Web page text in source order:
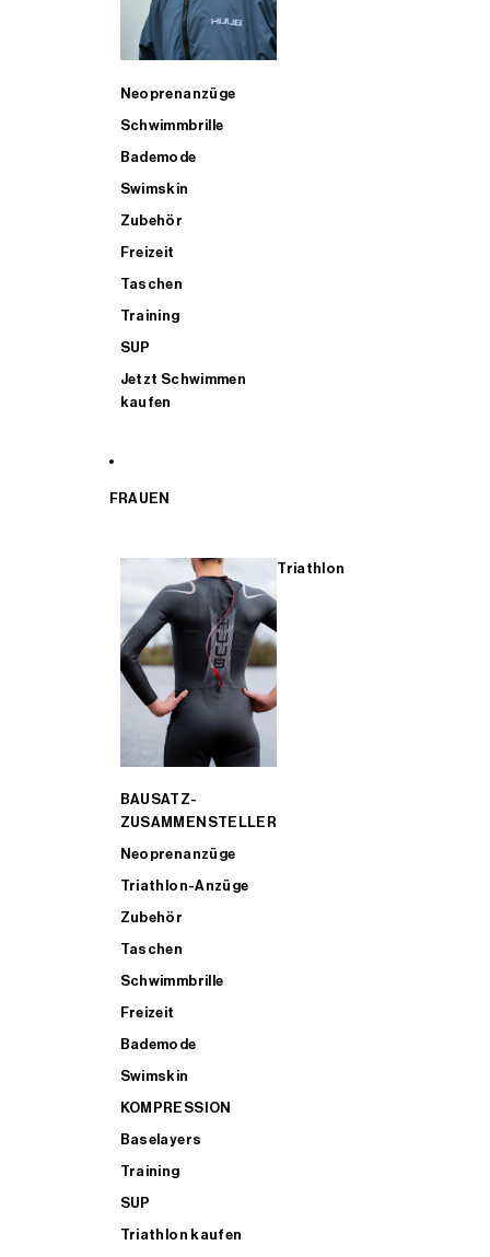
Neoprenanzüge
Schwimmbrille
Bademode
Swimskin
Zubehör
Freizeit
Taschen
Training
SUP
Jetzt Schwimmen
kaufen
FRAUEN
Triathlon
BAUSATZ-
ZUSAMMENSTELLER
Neoprenanzüge
Triathlon-Anzüge
Zubehör
Taschen
Schwimmbrille
Freizeit
Bademode
Swimskin
KOMPRESSION
Baselayers
Training
SUP
Triathlon kaufen